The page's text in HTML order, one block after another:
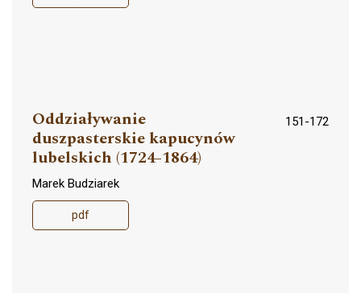
Oddziaływanie
duszpasterskie kapucynów
lubelskich (1724-1864)
151-172
Marek Budziarek
pdf